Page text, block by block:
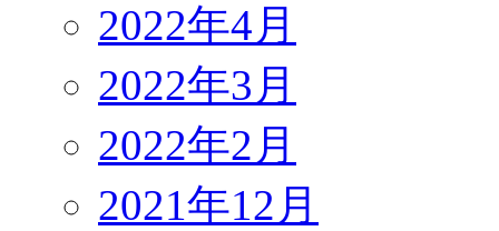
2022年4月
2022年3月
2022年2月
2021年12月